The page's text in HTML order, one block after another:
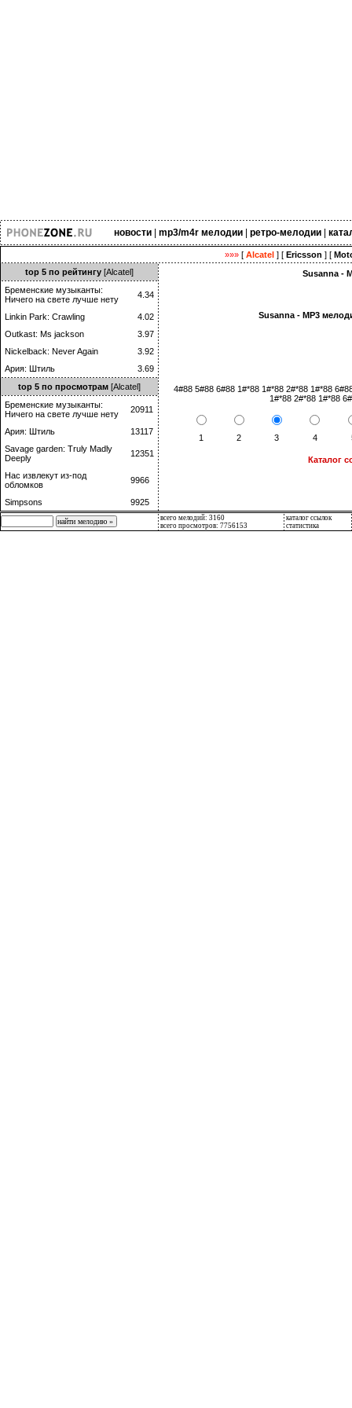
новости| mp3/m4r мелодии| ретро-мелодии|
»»»[ Alcatel] [ Ericsson ] [
top 5 по рейтингу [Alcatel]
Бременские музыканты:
Ничего на свете лучше нету
4.34
Linkin Park: Crawling
4.02
Outkast: Ms jackson
3.97
Nickelback: Never Again
3.92
Ария: Штиль
3.69
top 5 по просмотрам [Alcatel]
Бременские музыканты:
Ничего на свете лучше нету
20911
Ария: Штиль
13117
Savage garden: Truly Madly
Deeply
12351
Нас извлекут из-под
обломков
9966
Simpsons 9925
Susanna -
Susanna - MP3
4#88 5#88 6#88 1#*88 1#*88 2#*88 1#*88
1#*88 2#*88 1#*88
1 2 3 4
Каталог
всего мелодий: 3160
всего просмотров: 7756153
каталог ссылок
статистика